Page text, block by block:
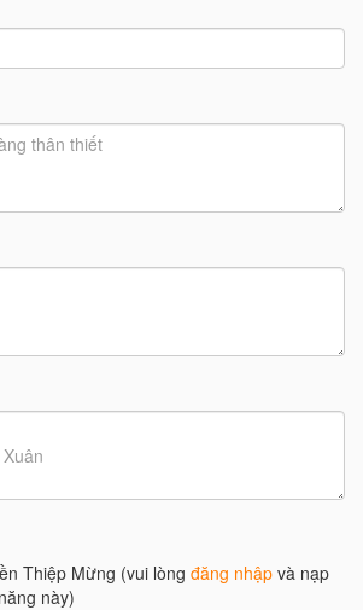
Thiệp Mừng (vui lòng đăng nhập và nạp
này)